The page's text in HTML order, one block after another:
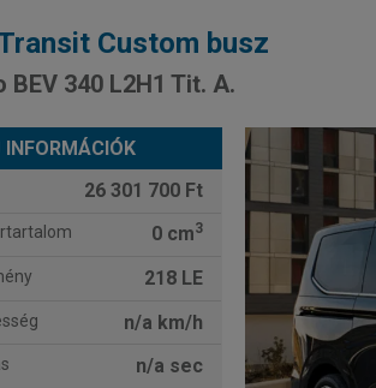
Custom busz
BEV 340 L2H1 Tit. A.
INFORMÁCIÓK
26 301 700 Ft
0 cm3
218 LE
n/a km/h
n/a sec